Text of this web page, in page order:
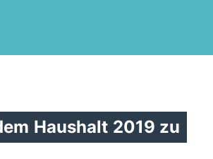
Haushalt 2019 zu